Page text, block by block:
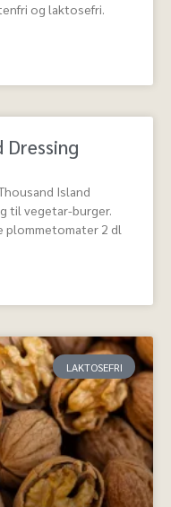
og laktosefri.
Dressing
Island
til vegetar-burger.
plommetomater 2 dl
LAKTOSEFRI